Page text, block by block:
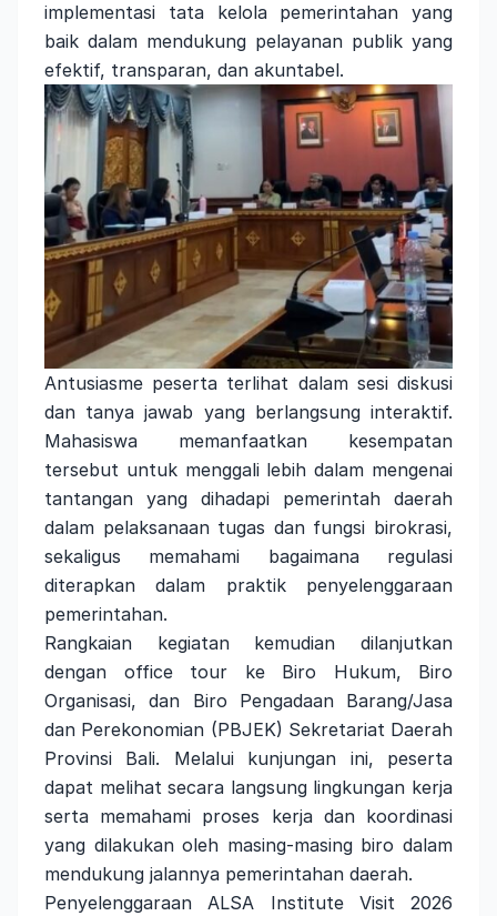
implementasi tata kelola pemerintahan yang
baik dalam mendukung pelayanan publik yang
efektif, transparan, dan akuntabel.
Antusiasme peserta terlihat dalam sesi diskusi
dan tanya jawab yang berlangsung interaktif.
Mahasiswa memanfaatkan kesempatan
tersebut untuk menggali lebih dalam mengenai
tantangan yang dihadapi pemerintah daerah
dalam pelaksanaan tugas dan fungsi birokrasi,
sekaligus memahami bagaimana regulasi
diterapkan dalam praktik penyelenggaraan
pemerintahan.
Rangkaian kegiatan kemudian dilanjutkan
dengan office tour ke Biro Hukum, Biro
Organisasi, dan Biro Pengadaan Barang/Jasa
dan Perekonomian (PBJEK) Sekretariat Daerah
Provinsi Bali. Melalui kunjungan ini, peserta
dapat melihat secara langsung lingkungan kerja
serta memahami proses kerja dan koordinasi
yang dilakukan oleh masing-masing biro dalam
mendukung jalannya pemerintahan daerah.
Penyelenggaraan ALSA Institute Visit 2026